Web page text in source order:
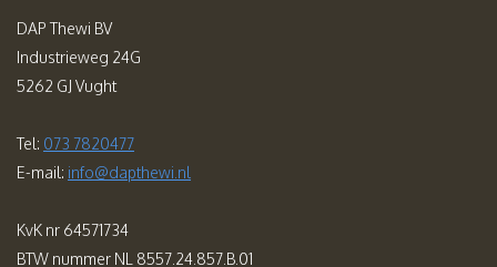
DAP Thewi BV
Industrieweg 24G
5262 GJ Vught
Tel: 073 7820477
E-mail: info@dapthewi.nl
KvK nr 64571734
BTW nummer NL 8557.24.857.B.01